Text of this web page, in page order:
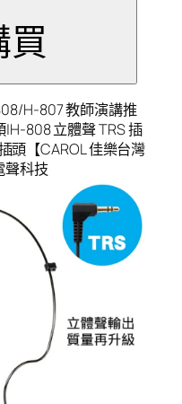
H-807 教師演講推
808 立體聲 TRS 插
頭【CAROL 佳樂台灣
聲科技